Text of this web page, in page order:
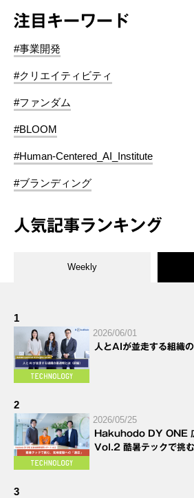
注目キーワード
#事業開発
#クリエイティビティ
#ファンダム
#BLOOM
#Human-Centered_AI_Institute
#ブランディング
人気記事ランキング
Weekly
1
2026/06/01
人とAIが並走する組織
2
2026/05/25
Hakuhodo DY ONE
Vol.2 酷暑テックで挑む
3